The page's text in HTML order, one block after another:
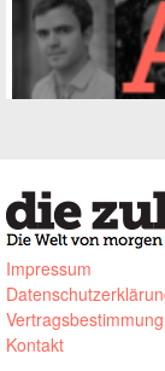
Impressum
Kontakt